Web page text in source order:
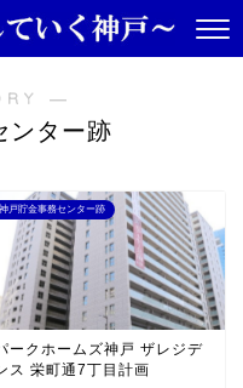
―
ンター跡
神戸貯金事務センター跡
ークホームズ神戸 ザレジデ
ス 栄町通7丁目計画